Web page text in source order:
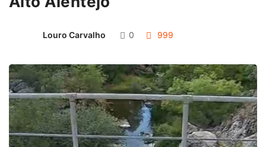
Louro Carvalho 0 999